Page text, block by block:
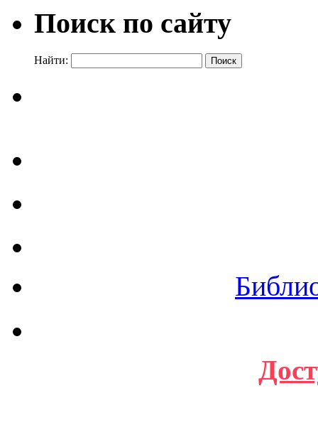
Поиск по сайту
Найти: